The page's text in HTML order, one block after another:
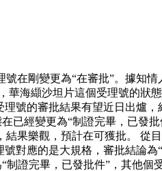
在剛變更為“在審批”。據知
海纈沙坦片這個受理號的狀
號的審批結果有望近日出爐，
已經變更為“制證完畢，已發
果樂觀，預計在可獲批。 從
對應的是大規格，審批結論
證完畢，已發批件”，其他個